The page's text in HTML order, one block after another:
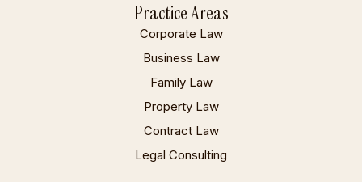
Practice Areas
Corporate Law
Business Law
Family Law
Property Law
Contract Law
Legal Consulting